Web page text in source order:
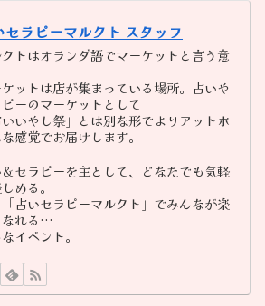
セラピーマルクト スタッフ
トはオランダ語でマーケットと言う意
ットは店が集まっている場所。占いや
ーのマーケットとして
いいやし祭」とは別な形でよりアットホ
感覚でお届けします。
セラピーを主として、どなたでも気軽
める。
「占いセラピーマルクト」でみんなが楽
なれる…
イベント。